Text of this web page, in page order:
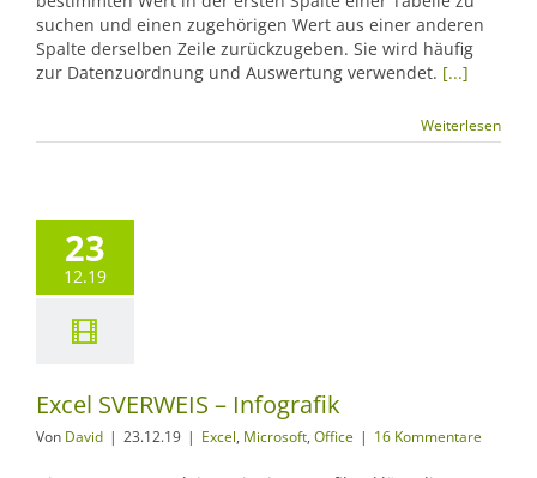
suchen und einen zugehörigen Wert aus einer anderen
Spalte derselben Zeile zurückzugeben. Sie wird häufig
zur Datenzuordnung und Auswertung verwendet. [...]
Weiterlesen
23
12.19
Excel SVERWEIS – Infografik
Von David | 23.12.19 | Excel, Microsoft, Office | 16 Kommentare